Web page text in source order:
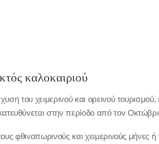
καλοκαιριού
του χειμερινού και ορεινού
στην περίοδο από τον
φθινοπωρινούς και χειμερινούς μήνες ή